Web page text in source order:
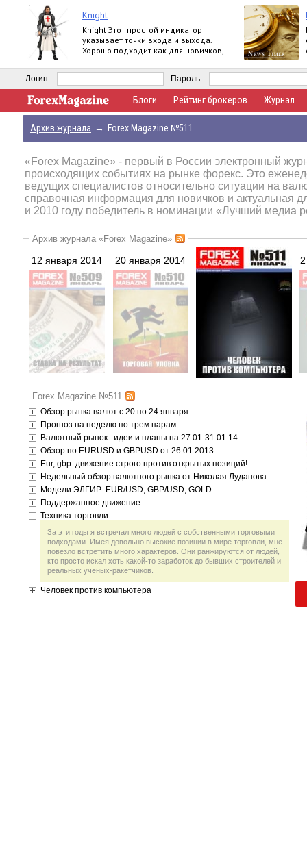
Knight
Knight Этот простой индикатор
указывает точки входа и выхода.
Хорошо подходит как для новичков,
работает на
Логин: Пароль:
Блоги Рейтинг брокеров Журнал
Архив журнала → Forex Magazine №511
«Forex Magazine» - первый в России электронный
происходящих событиях на рынке форекс. Это
ведущих специалистов относительно ситуации на
справочная информация для новичков и актуальная
и 2010 году победитель в номинации «Лучший медиа
Архив журнала «Forex Magazine»
12 января 2014 20 января 2014
Forex Magazine №511
Обзор рынка валют с 20 по 24 января
Прогноз на неделю по трем парам
Валютный рынок : идеи и планы на 27.01-31.01.14
Обзор по EURUSD и GBPUSD от 26.01.2013
Eur, gbp: движение строго против открытых позиций!
Недельный обзор валютного рынка от Николая Луданова
Модели ЭЛГИР: EUR/USD, GBP/USD, GOLD
Поддержанное движение
Техника торговли
За эти годы я встречал много людей с собственными торговыми
подходами. Имея довольно высокие позиции в мире торговли, мне
повезло встретить много характеров. Они ранжируются от людей,
кто просто искал хоть какой-то заработок до бывших строителей и
реальных ученых-ракетчиков.
Человек против компьютера